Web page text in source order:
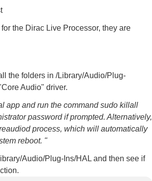
the Dirac Live Processor, they are
the folders in /Library/Audio/Plug-
Audio" driver.
app and run the command sudo killall
password if prompted. Alternatively,
process, which will automatically
reboot. "
Audio/Plug-Ins/HAL and then see if